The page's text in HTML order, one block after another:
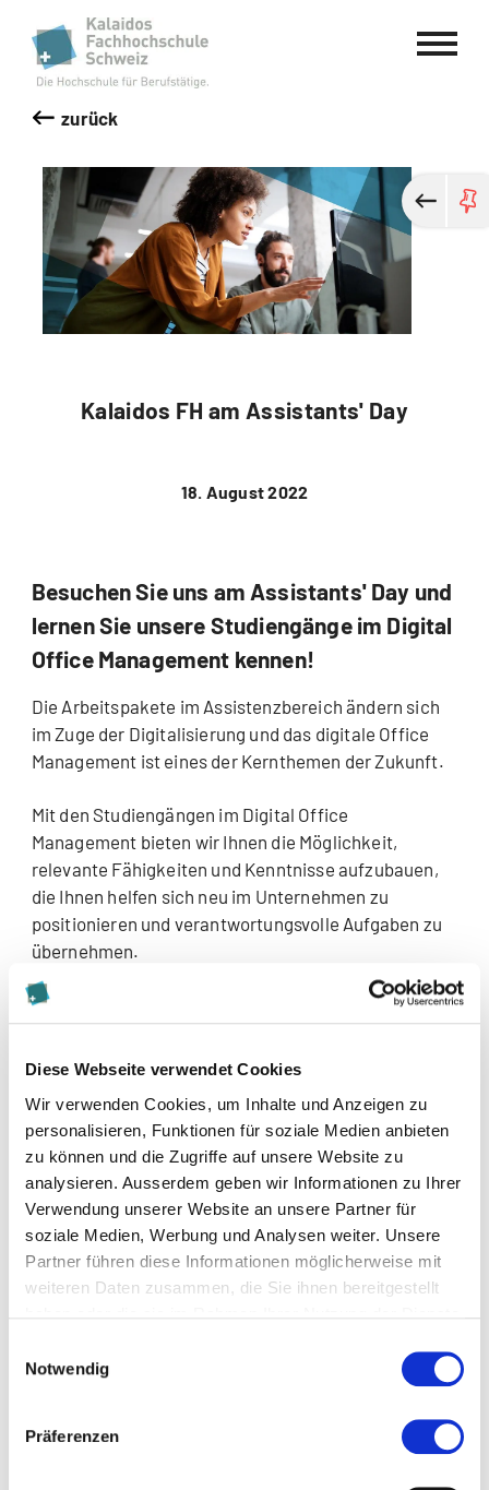
Diese Webseite verwendet Cookies
Wir verwenden Cookies, um Inhalte und Anzeigen zu
personalisieren, Funktionen für soziale Medien anbieten
zu können und die Zugriffe auf unsere Website zu
analysieren. Ausserdem geben wir Informationen zu Ihrer
Verwendung unserer Website an unsere Partner für
soziale Medien, Werbung und Analysen weiter. Unsere
Partner führen diese Informationen möglicherweise mit
weiteren Daten zusammen, die Sie ihnen bereitgestellt
Notwendig
Präferenzen
Kalaidos Fachhochschule Schweiz
zurück
Kalaidos FH am Assistants' Day
18. August 2022
Besuchen Sie uns am Assistants' Day und
lernen Sie unsere Studiengänge im Digital
Office Management kennen!
Die Arbeitspakete im Assistenzbereich ändern sich
im Zuge der Digitalisierung und das digitale Office
Management ist eines der Kernthemen der Zukunft.
Mit den Studiengängen im Digital Office
Management bieten wir Ihnen die Möglichkeit,
relevante Fähigkeiten und Kenntnisse aufzubauen,
die Ihnen helfen sich neu im Unternehmen zu
positionieren und verantwortungsvolle Aufgaben zu
übernehmen.
Lernen Sie uns und unser Angebot beim Stand 92 am
Assistants’ Dayvom 7.09.22 oder an unseren
Infoanlässen kennen. Wir freuen uns auf Ihren
Diese Seite teilen
Zur Merkliste hinzufügen
Themen, die dem Newsbeitrag zugeordnet sind: